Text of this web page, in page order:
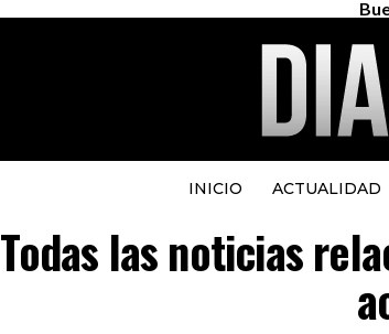
INICIO ACTUALIDAD
Todas las noticias